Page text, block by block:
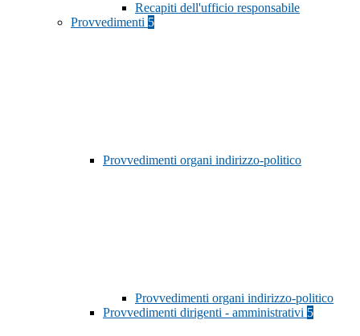
Recapiti dell'ufficio responsabile
Provvedimenti 5
Provvedimenti organi indirizzo-politico
Provvedimenti organi indirizzo-politico
Provvedimenti dirigenti - amministrativi 5